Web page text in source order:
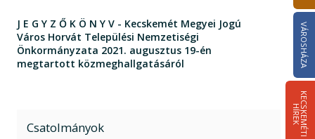
VÁROSHÁZA
K
E
C
S
K
E
M
É
T
I
HÍ
R
E
K
J E G Y Z Ő K Ö N Y V - Kecskemét Megyei Jogú
Város Horvát Települési Nemzetiségi
Önkormányzata 2021. augusztus 19-én
megtartott közmeghallgatásáról
Csatolmányok